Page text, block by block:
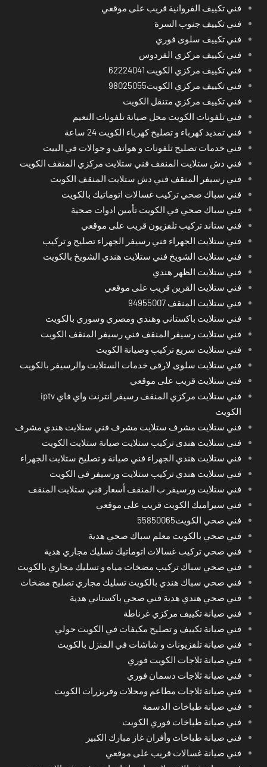
فني تكييف الفروانية قريب على موقعي
فني تكييف جنوب السرة
فني تكييف سلوى فوري
فني تكييف مركزي الفردوس
فني تكييف مركزي الكويت 62224041
فني تكييف مركزي الكويت98025055
فني تكييف مركزي متنقل الكويت
فني تلفونات الكويت محل صيانة تلفونات النعيم
فني تمديد كهرباء و تصليح كهرباء الكويت 24 ساعة
فني خدمات تصليح تلفونات و هواتف و جوالات في البيت
فني دش ستلايت المنقف فني ستلايت مركزي المنقف الكويت
فني رسيفر المنقف فني دش ستلايت المنقف الكويت
فني سباك صحي تركيب غسالات اتوماتيك بالكويت
فني سباك صحي في الكويت تأمين ادوات صحية
فني ستاند تركيب تلفزيون قريب على موقعي
فني ستلايت الجهراء فني رسيفر الجهراء تصليح و تركيب
فني ستلايت الشويخ فني ستلايت هندي الشويخ بالكويت
فني ستلايت الظهر هندي
فني ستلايت القرين قريب على موقعي
فني ستلايت المنقف 94955007
فني ستلايت باكستاني وهندي ومصري وسوري بالكويت
فني ستلايت رسيفر المنقف فني رسيفر المنقف الكويت
فني ستلايت سريع تركيب وصيانة الكويت
فني ستلايت سلوى لارقى خدمات الستلايت والرسيفر بالكويت
فني ستلايت قريب على موقعي
فني ستلايت مركزي المنقف رسيفر انترنت واي فاي iptv
الكويت
فني ستلايت مشرف ستلايت مشرف فني ستلايت هندي مشرف
فني ستلايت هندى تركيب ستلايت صيانة ستلايت الكويت
فني ستلايت هندي الجهراء فني صيانة و تصليح ستلايت الجهراء
فني ستلايت هندي تركيب ستلايت ورسيفر في الكويت
فني ستلايت ورسيفر ب المنقف أسعار فني ستلايت المنقف
فني سيراميك الكويت قريب على موقعي
فني صحي الكويت55850065
فني صحي بالكويت معلم سباك صحي هدية
فني صحي تركيب غسالات اتوماتيك تسليك مجاري هدية
فني صحي سباك تركيب مضخات مياه و تسليك مجاري بالكويت
فني صحي سباك هندي بالكويت تسليك مجاري تصليح مضخات
فني صحي هندي هدية فني صحي باكستاني هدية
فني صيانة تكييف مركزي غرناطة
فني صيانة تكييف و تصليح مكيفات في الكويت حولي
فني صيانة تلفزيونات و شاشات في المنزل بالكويت
فني صيانة ثلاجات الكويت فوري
فني صيانة ثلاجات دسمان فوري
فني صيانة ثلاجات مطاعم ومحلات وفريزرات الكويت
فني صيانة طباخات الدسمة
فني صيانة طباخات فوري الكويت
فني صيانة طباخات وأفران غاز مبارك الكبير
فني صيانة غسالات قريب على موقعي